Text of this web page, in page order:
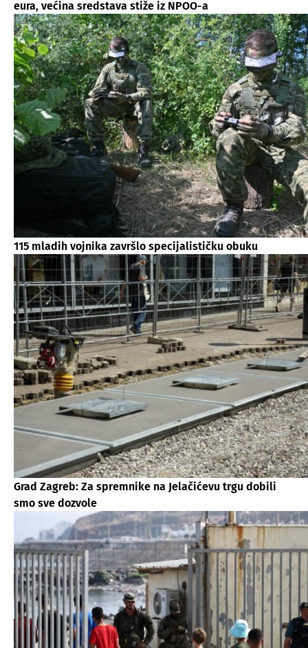
eura, većina sredstava stiže iz NPOO-a
115 mladih vojnika završlo specijalističku obuku
Grad Zagreb: Za spremnike na Jelačićevu trgu dobili
smo sve dozvole